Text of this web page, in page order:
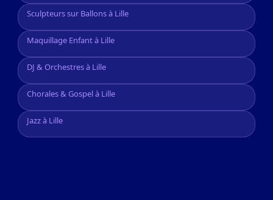
Sculpteurs sur Ballons à Lille
Maquillage Enfant à Lille
DJ & Orchestres à Lille
Chorales & Gospel à Lille
Jazz à Lille